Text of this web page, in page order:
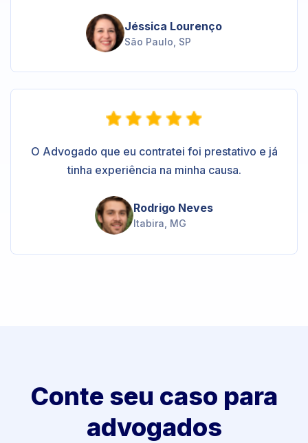
Jéssica Lourenço
São Paulo, SP
O Advogado que eu contratei foi prestativo e já
tinha experiência na minha causa.
Rodrigo Neves
Itabira, MG
Conte seu caso para
advogados